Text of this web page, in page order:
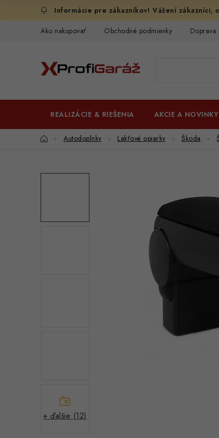
Vážení zákazníci,
Ako nakupovať Obchodné podmienky Doprava
REALIZÁCIE & RIEŠENIA AKCIE A NOVINKY
DomovAutodoplnky Lakťové opierky Škoda
+ ďalšie (12)